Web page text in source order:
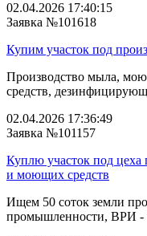
02.04.2026 17:40:15
Заявка №101618
Купим участок под
Производство мыла,
средств,
02.04.2026 17:36:49
Заявка №101157
Куплю участок под
и моющих средств
Ищем 50 соток земли
промышленности, ВРИ -